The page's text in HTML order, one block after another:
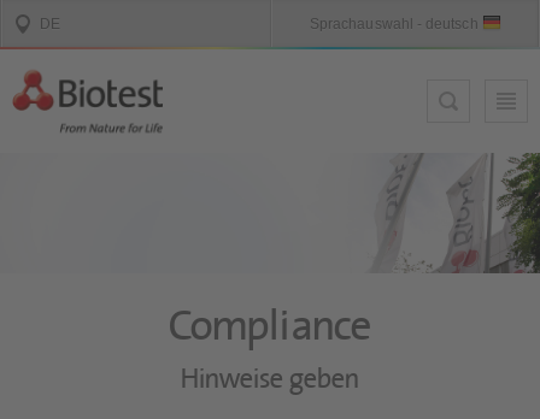
Compliance
Hinweise geben